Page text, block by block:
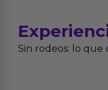
Sin rodeos: lo